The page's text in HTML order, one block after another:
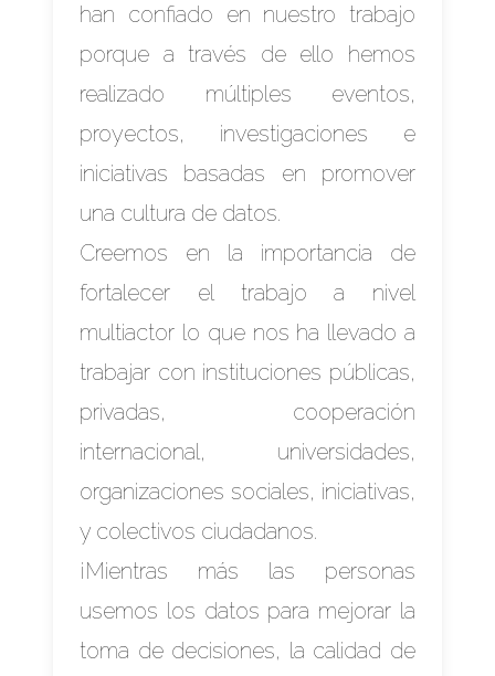
han confiado en nuestro trabajo
porque a través de ello hemos
realizado múltiples eventos,
proyectos, investigaciones e
iniciativas basadas en promover
una cultura de datos.
Creemos en la importancia de
fortalecer el trabajo a nivel
multiactor lo que nos ha llevado a
trabajar con instituciones públicas,
privadas, cooperación
internacional, universidades,
organizaciones sociales, iniciativas,
y colectivos ciudadanos.
¡Mientras más las personas
usemos los datos para mejorar la
toma de decisiones, la calidad de